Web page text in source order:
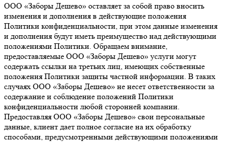
ООО «Заборы Дешево» оставляет за собой право вносить
изменения и дополнения в действующие положения
Политики конфиденциальности, при этом данные изменения
и дополнения будут иметь преимущество над действующими
положениями Политики. Обращаем внимание,
предоставляемые ООО «Заборы Дешево» услуги могут
содержать ссылки на третьих лиц, имеющих собственные
положения Политики защиты частной информации. В таких
случаях ООО «Заборы Дешево» не несет ответственности за
содержание и соблюдение положений Политики
конфиденциальности любой сторонней компании.
Предоставляя ООО «Заборы Дешево» свои персональные
данные, клиент дает полное согласие на их обработку
способами, предусмотренными действующими положениями